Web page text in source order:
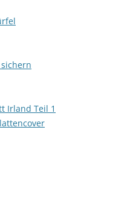
Irland Teil 1